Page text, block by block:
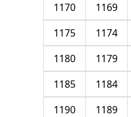
1169
1170
1174
1175
1179
1180
1184
1185
1189
1190